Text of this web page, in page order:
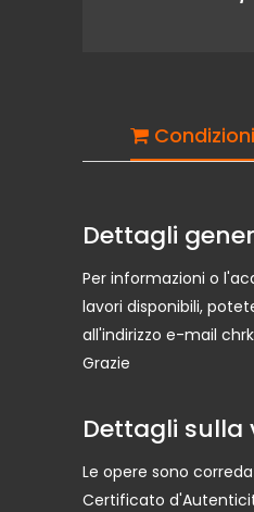
Dettagli
Per informazioni o
lavori disponibili,
all'indirizzo e-mail
Grazie
Dettagli sulla
Le opere sono
Certificato